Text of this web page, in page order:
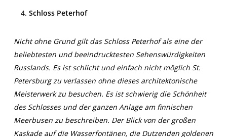
Schloss Peterhof
Nicht ohne Grund gilt das Schloss Peterhof als eine der
beliebtesten und beeindrucktesten Sehenswürdigkeiten
Russlands. Es ist schlicht und einfach nicht möglich St.
Petersburg zu verlassen ohne dieses architektonische
Meisterwerk zu besuchen. Es ist schwierig die Schönheit
des Schlosses und der ganzen Anlage am finnischen
Meerbusen zu beschreiben. Der Blick von der großen
Kaskade auf die Wasserfontänen, die Dutzenden goldenen